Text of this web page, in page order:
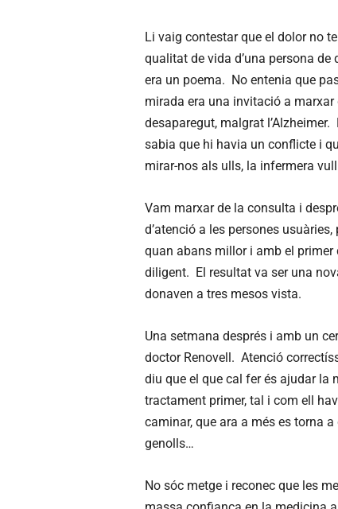
Li vaig contestar que el dolor no
qualitat de vida d’una persona
era un poema. No entenia que
mirada era una invitació a marxar
desaparegut, malgrat
sabia que hi havia un conflicte i
mirar-nos als ulls, la infermera
Vam marxar de la consulta i
d’atenció a les persones
quan abans millor i amb el primer
diligent. El resultat va ser una
donaven a tres mesos vista.
Una setmana després i amb un
doctor Renovell. Atenció
diu que el que cal fer és ajudar la
tractament primer, tal i com ell
caminar, que ara a més es torna
genolls…
No sóc metge i reconec que les